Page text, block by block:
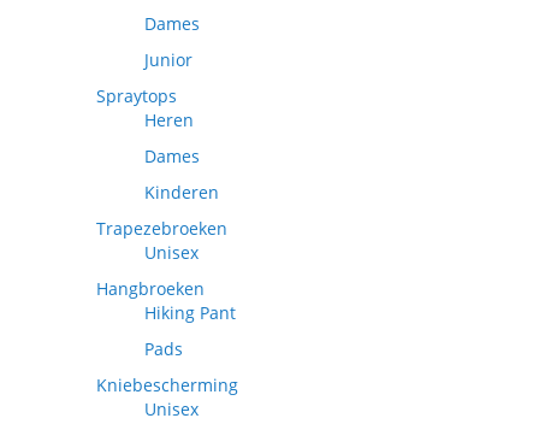
Dames
Junior
Spraytops
Heren
Dames
Kinderen
Trapezebroeken
Unisex
Hangbroeken
Hiking Pant
Pads
Kniebescherming
Unisex